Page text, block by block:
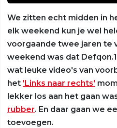
We zitten echt midden in
elk weekend kun je wel
voorgaande twee jaren te
weekend was dat
wat leuke video's van
het 'Links naar rechts'
lekker los aan het gaan
rubber. En daar gaan we
toevoegen.